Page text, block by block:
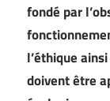
fondé par
l’éthique
doivent être